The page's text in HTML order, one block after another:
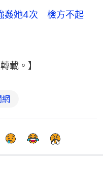
姦她4次 檢方不起
載。】